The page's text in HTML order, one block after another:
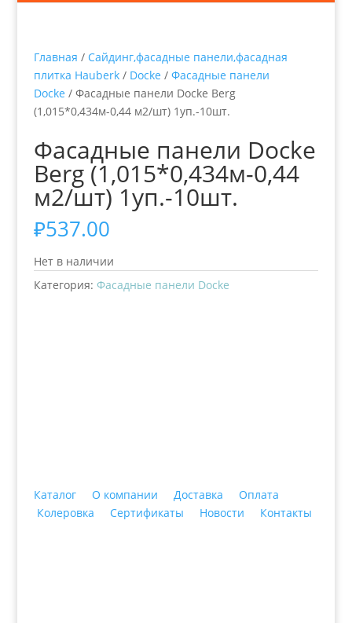
Главная / Сайдинг,фасадные панели,фасадная
плитка Hauberk/ Docke / Фасадные панели
Docke / Фасадные панели Docke Berg
(1,015*0,434м-0,44 м2/шт) 1уп.-10шт.
Фасадные панели Docke
Berg (1,015*0,434м-0,44
м2/шт) 1уп.-10шт.
₽537.00
Нет в наличии
Категория: Фасадные панели Docke
Каталог О компании Доставка
Оплата
Колеровка
Сертификаты Новости Контакты